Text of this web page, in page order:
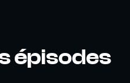
épisodes